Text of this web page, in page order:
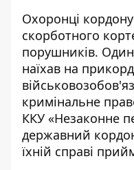
Охоронці
скорботного
порушників. Один
наїхав на
кримінальне
ККУ «Незаконне
державний
їхній справі